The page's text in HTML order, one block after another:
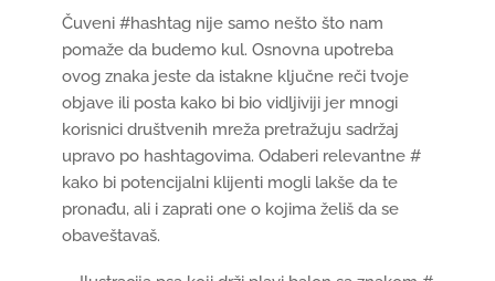
Čuveni #hashtag nije samo nešto što nam
pomaže da budemo kul. Osnovna upotreba
ovog znaka jeste da istakne ključne reči tvoje
objave ili posta kako bi bio vidljiviji jer mnogi
korisnici društvenih mreža pretražuju sadržaj
upravo po hashtagovima. Odaberi relevantne #
kako bi potencijalni klijenti mogli lakše da te
pronađu, ali i zaprati one o kojima želiš da se
obaveštavaš.